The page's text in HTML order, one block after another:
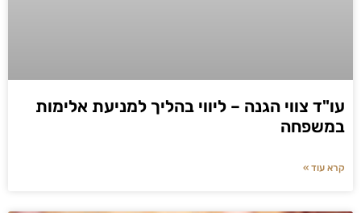
עו"ד צווי הגנה – ליווי בהליך למניעת אלימות
במשפחה
קרא עוד »